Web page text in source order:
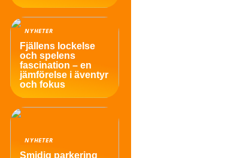
NYHETER
Fjällens lockelse
och spelens
fascination – en
jämförelse i äventyr
och fokus
NYHETER
Smidig parkering